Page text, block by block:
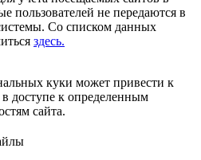
пользователей не передаются в
Со списком данных
здесь.
куки может привести к
доступе к определенным
сайта.